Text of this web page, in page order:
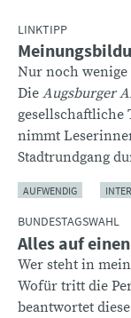
LINKTIPP
Nur noch wenige
Die Augsburger
gesellschaftliche
nimmt
Stadtrundgang
AUFWENDIG
BUNDESTAGSWAHL
Alles auf
Wer steht in
Wofür tritt die
beantwortet